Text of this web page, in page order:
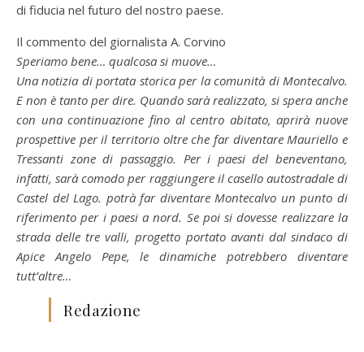
di fiducia nel futuro del nostro paese.
Il commento del giornalista A. Corvino
Speriamo bene… qualcosa si muove…
Una notizia di portata storica per la comunità di Montecalvo.
E non è tanto per dire. Quando sarà realizzato, si spera anche
con una continuazione fino al centro abitato, aprirà nuove
prospettive per il territorio oltre che far diventare Mauriello e
Tressanti zone di passaggio. Per i paesi del beneventano,
infatti, sarà comodo per raggiungere il casello autostradale di
Castel del Lago. potrà far diventare Montecalvo un punto di
riferimento per i paesi a nord. Se poi si dovesse realizzare la
strada delle tre valli, progetto portato avanti dal sindaco di
Apice Angelo Pepe, le dinamiche potrebbero diventare
tutt’altre…
Redazione